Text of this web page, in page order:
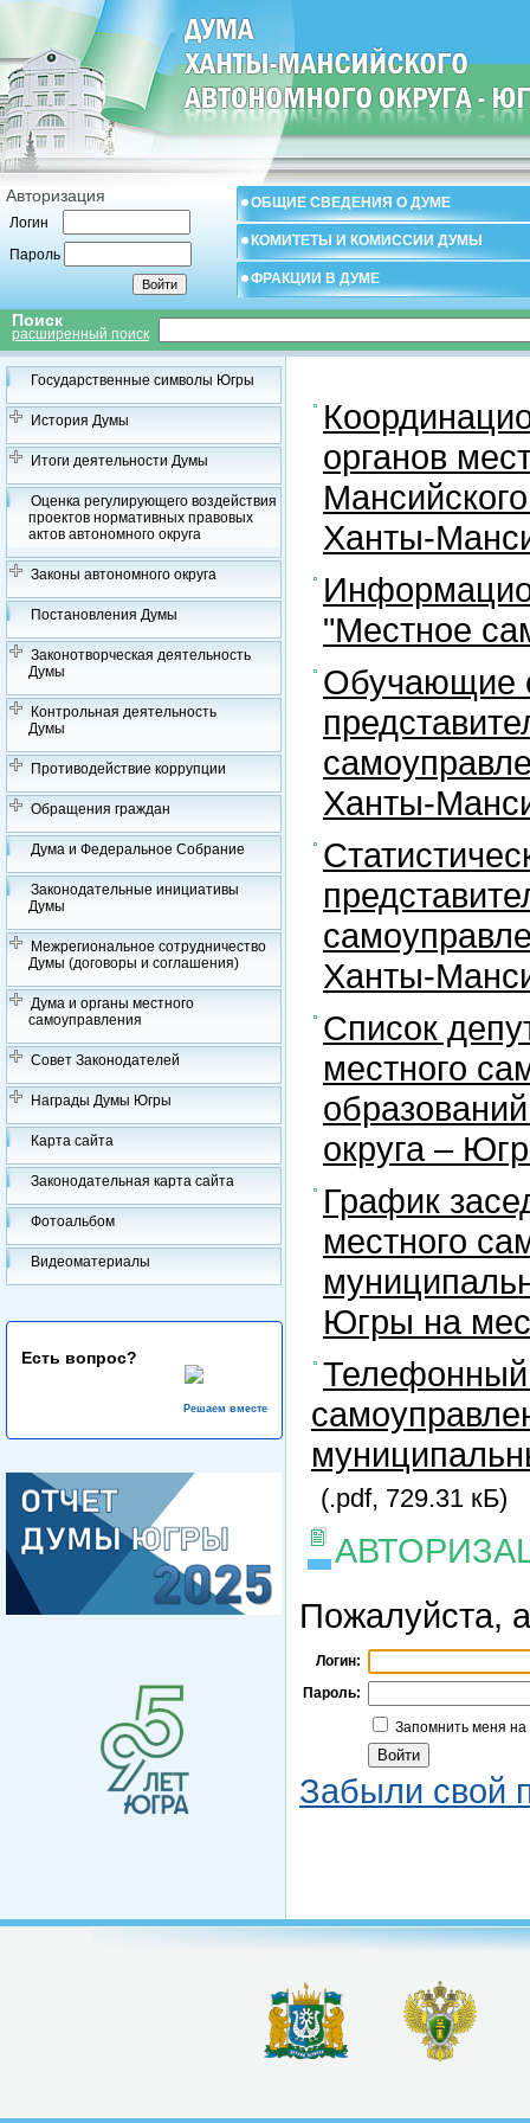
Авторизация
Логин
Пароль
ОБЩИЕ СВЕДЕНИЯ О ДУМЕ
КОМИТЕТЫ И КОМИССИИ ДУМЫ
ФРАКЦИИ В ДУМЕ
Поиск
расширенный поиск
Государственные символы Югры
История Думы
Итоги деятельности Думы
Оценка регулирующего воздействия
проектов нормативных правовых
актов автономного округа
Законы автономного округа
Постановления Думы
Законотворческая деятельность
Думы
Контрольная деятельность
Думы
Противодействие коррупции
Обращения граждан
Дума и Федеральное Собрание
Законодательные инициативы
Думы
Межрегиональное сотрудничество
Думы (договоры и соглашения)
Дума и органы местного
самоуправления
Совет Законодателей
Награды Думы Югры
Карта сайта
Законодательная карта сайта
Фотоальбом
Видеоматериалы
Есть вопрос?
Решаем вместе
органов
Ханты-
"Местное
Обучающие
Ханты-
Ханты-
Список
местного
округа –
График
местного
Югры на
Телефонный
(.pdf, 729.31 кБ)
Пожалуйста,
Логин:
Пароль:
Запомнить меня
Забыли свой